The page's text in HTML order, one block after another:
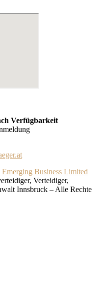
Verfügbarkeit
Emerging Business Limited
Verteidiger,
Innsbruck – Alle Rechte